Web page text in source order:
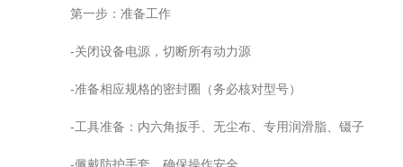
第一步：准备工作
-关闭设备电源，切断所有动力源
-准备相应规格的密封圈（务必核对型号）
-工具准备：内六角扳手、无尘布、专用润滑脂、镊子